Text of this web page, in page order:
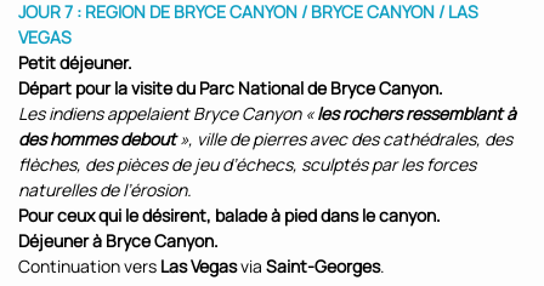
JOUR 7 : REGION DE BRYCE CANYON / BRYCE CANYON / LAS
VEGAS
Petit déjeuner.
Départ pour la visite du Parc National de Bryce Canyon.
Les indiens appelaient Bryce Canyon «les rochers ressemblant à
des hommes debout», ville de pierres avec des cathédrales, des
flèches, des pièces de jeu d’échecs, sculptés par les forces
naturelles de l’érosion.
Pour ceux qui le désirent, balade à pied dans le canyon.
Déjeuner à Bryce Canyon.
Continuation vers Las Vegasvia Saint-Georges.